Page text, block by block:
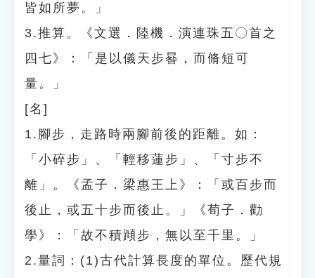
皆如所夢。」
3.推算。《文選．陸機．演連珠五〇首之
四七》：「是以儀天步晷，而脩短可
量。」
[名]
1.腳步，走路時兩腳前後的距離。如：
「小碎步」、「輕移蓮步」、「寸步不
離」。《孟子．梁惠王上》：「或百步而
後止，或五十步而後止。」《荀子．勸
學》：「故不積蹞步，無以至千里。」
2.量詞：(1)古代計算長度的單位。歷代規